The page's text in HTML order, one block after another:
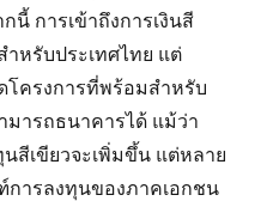
นี้ การเข้าถึงการเงินสี
หรับประเทศไทย แต่
ครงการที่พร้อมสำหรับ
ารถธนาคารได้ แม้ว่า
สีเขียวจะเพิ่มขึ้น แต่หลาย
การลงทุนของภาคเอกชน